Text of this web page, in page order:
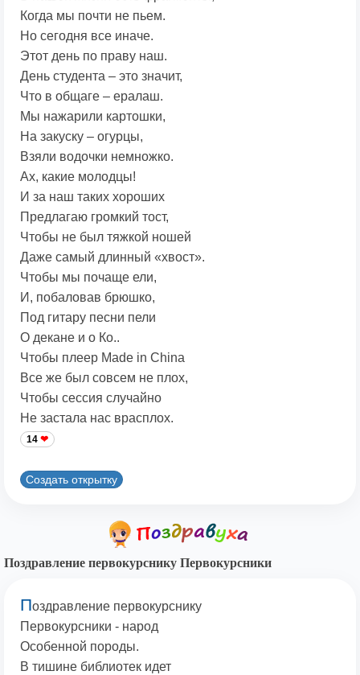
Когда мы почти не пьем.
Но сегодня все иначе.
Этот день по праву наш.
День студента – это значит,
Что в общаге – ералаш.
Мы нажарили картошки,
На закуску – огурцы,
Взяли водочки немножко.
Ах, какие молодцы!
И за наш таких хороших
Предлагаю громкий тост,
Чтобы не был тяжкой ношей
Даже самый длинный «хвост».
Чтобы мы почаще ели,
И, побаловав брюшко,
Под гитару песни пели
О декане и о Ко..
Чтобы плеер Made in China
Все же был совсем не плох,
Чтобы сессия случайно
Не застала нас врасплох.
14
Создать открытку
Поздравление первокурснику Первокурсники
Поздравление первокурснику
Первокурсники - народ
Особенной породы.
В тишине библиотек идет